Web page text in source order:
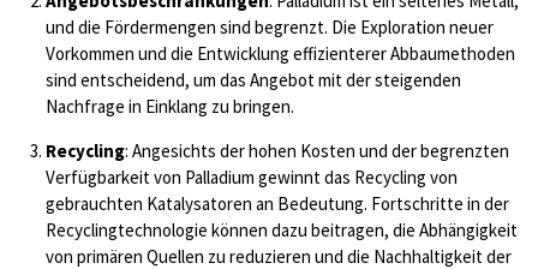
und die Fördermengen sind begrenzt. Die Exploration neuer
Vorkommen und die Entwicklung effizienterer Abbaumethoden
sind entscheidend, um das Angebot mit der steigenden
Nachfrage in Einklang zu bringen.
Recycling: Angesichts der hohen Kosten und der begrenzten
Verfügbarkeit von Palladium gewinnt das Recycling von
gebrauchten Katalysatoren an Bedeutung. Fortschritte in der
Recyclingtechnologie können dazu beitragen, die Abhängigkeit
von primären Quellen zu reduzieren und die Nachhaltigkeit der